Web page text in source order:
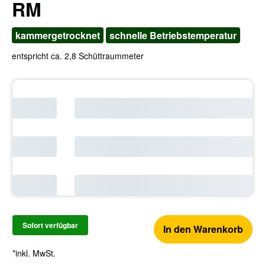
RM
kammergetrocknet schnelle Betriebstemperatur
entspricht ca. 2,8 Schüttraummeter
Sofort verfügbar
*inkl. MwSt.
In den Warenkorb